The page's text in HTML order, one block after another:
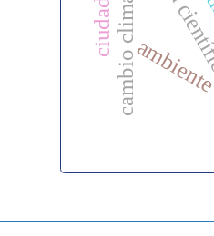
cambio climático